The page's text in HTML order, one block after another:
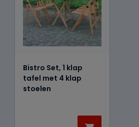
Bistro Set, 1 klap
tafel met 4 klap
stoelen